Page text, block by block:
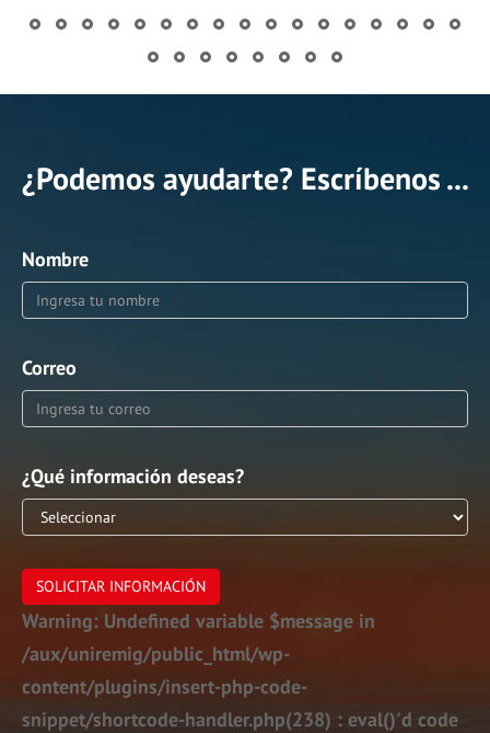
¿Podemos ayudarte? Escríbenos ...
Nombre
Correo
¿Qué información deseas?
SOLICITAR INFORMACIÓN
Warning: Undefined variable $message in
/aux/uniremig/public_html/wp-
content/plugins/insert-php-code-
snippet/shortcode-handler.php(238) : eval()'d code